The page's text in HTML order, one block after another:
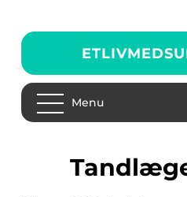
Menu